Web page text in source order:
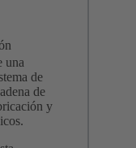
una
de
de
y